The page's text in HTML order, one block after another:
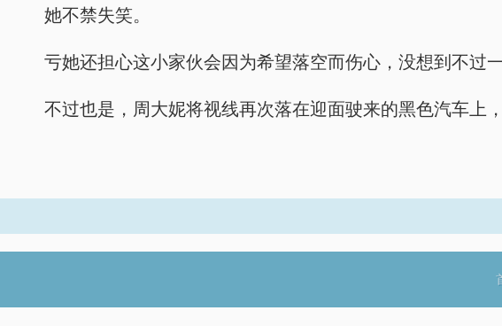
她不禁失笑。
亏她还担心这小家伙会因为希望落空而伤心，没想到不过
不过也是，周大妮将视线再次落在迎面驶来的黑色汽车上